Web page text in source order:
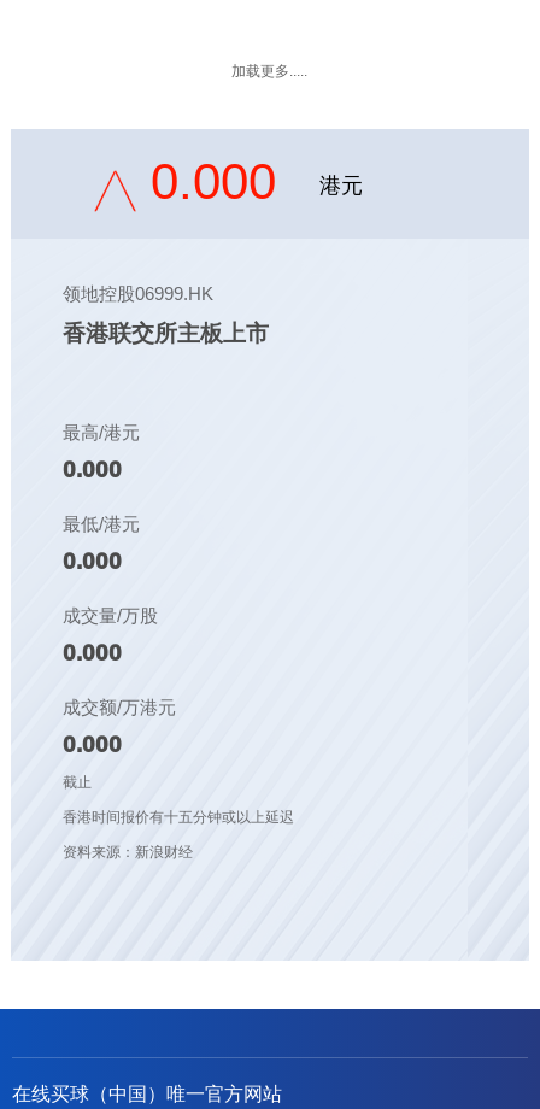
加载更多.....
0.000 港元
领地控股06999.HK
香港联交所主板上市
最高/港元
0.000
最低/港元
0.000
成交量/万股
0.000
成交额/万港元
0.000
截止
香港时间报价有十五分钟或以上延迟
资料来源：新浪财经
在线买球（中国）唯一官方网站